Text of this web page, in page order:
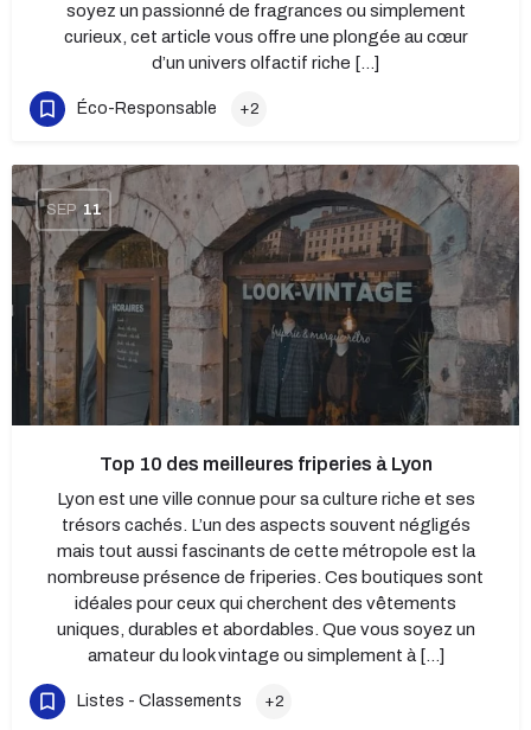
soyez un passionné de fragrances ou simplement
curieux, cet article vous offre une plongée au cœur
d’un univers olfactif riche […]
Éco-Responsable +2
SEP 11
Top 10 des meilleures friperies à Lyon
Lyon est une ville connue pour sa culture riche et ses
trésors cachés. L’un des aspects souvent négligés
mais tout aussi fascinants de cette métropole est la
nombreuse présence de friperies. Ces boutiques sont
idéales pour ceux qui cherchent des vêtements
uniques, durables et abordables. Que vous soyez un
amateur du look vintage ou simplement à […]
Listes - Classements +2